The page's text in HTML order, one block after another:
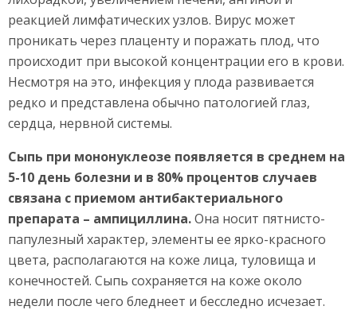
реакцией лимфатических узлов. Вирус может
проникать через плаценту и поражать плод, что
происходит при высокой концентрации его в крови.
Несмотря на это, инфекция у плода развивается
редко и представлена обычно патологией глаз,
сердца, нервной системы.
Сыпь при мононуклеозе появляется в среднем на
5-10 день болезни и в 80% процентов случаев
связана с приемом антибактериального
препарата – ампициллина.Она носит пятнисто-
папулезный характер, элементы ее ярко-красного
цвета, располагаются на коже лица, туловища и
конечностей. Сыпь сохраняется на коже около
недели после чего бледнеет и бесследно исчезает.